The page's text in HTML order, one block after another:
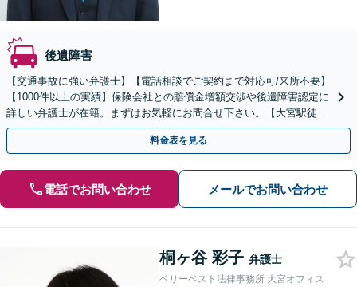
後遺障害
【交通事故に強い弁護士】【電話相談でご契約まで対応可/来所不要】
【1000件以上の実績】保険会社との賠償金増額交渉や後遺障害認定に
詳しい弁護士が在籍。まずはお気軽にお問合せ下さい。【大宮駅徒歩
2分】
料金表を見る
電話でお問い合わせ メールでお問い合わせ
桐ヶ谷 彩子 弁護士
ベリーベスト法律事務所 大宮オフィス